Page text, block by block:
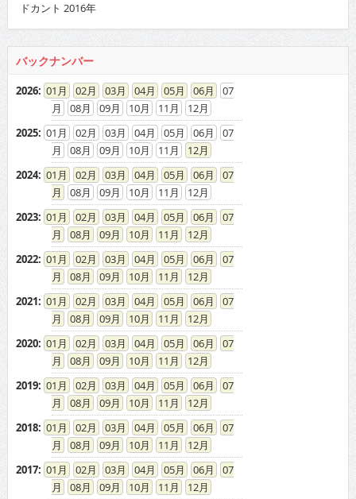
ドカント 2016年
バックナンバー
2026: 01 02 03 04 05 06
07
08
09 10 11
12
2025: 01 02 03 04 05 06
07
08
09 10 11
12
2024: 01 02 03 04 05 06
07
08
09 10 11
12
2023: 01 02 03 04 05 06
07
08
09 10 11
12
2022: 01 02 03 04 05 06
07
08
09 10 11
12
2021: 01 02 03 04 05 06
07
08
09 10 11
12
2020: 01 02 03 04 05 06
07
08
09 10 11
12
2019: 01 02 03 04 05 06
07
08
09 10 11
12
2018: 01 02 03 04 05 06
07
08
09 10 11
12
2017: 01 02 03 04 05 06
07
08
09 10 11
12